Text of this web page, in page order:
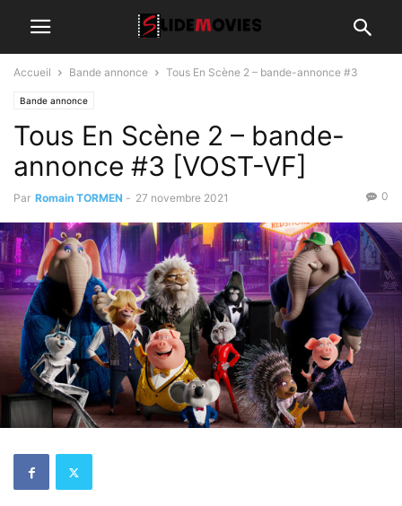
Accueil Bande annonce Tous En Scène 2 – bande-annonce #3
Bande annonce
Tous En Scène 2 – bande-
annonce #3 [VOST-VF]
Par Romain TORMEN - 27 novembre 2021 0